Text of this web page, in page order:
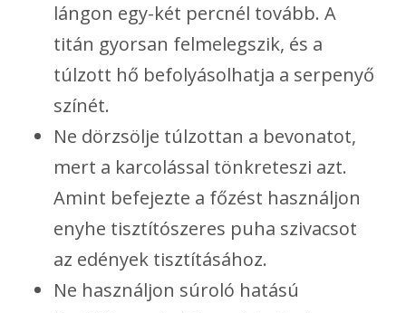
lángon egy-két percnél tovább. A
titán gyorsan felmelegszik, és a
túlzott hő befolyásolhatja a serpenyő
színét.
Ne dörzsölje túlzottan a bevonatot,
mert a karcolással tönkreteszi azt.
Amint befejezte a főzést használjon
enyhe tisztítószeres puha szivacsot
az edények tisztításához.
Ne használjon súroló hatású